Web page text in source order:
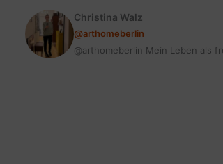
Christina Walz
@arthomeberlin
@arthomeberlin Mein Leben als